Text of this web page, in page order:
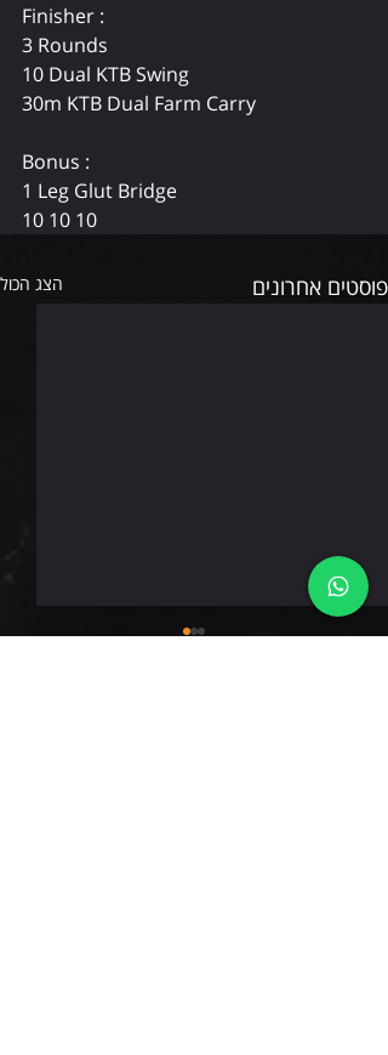
Finisher :
3 Rounds
10 Dual KTB Swing
30m KTB Dual Farm Carry
Bonus :
1 Leg Glut Bridge
10 10 10
פוסטים אחרונים הצג הכול